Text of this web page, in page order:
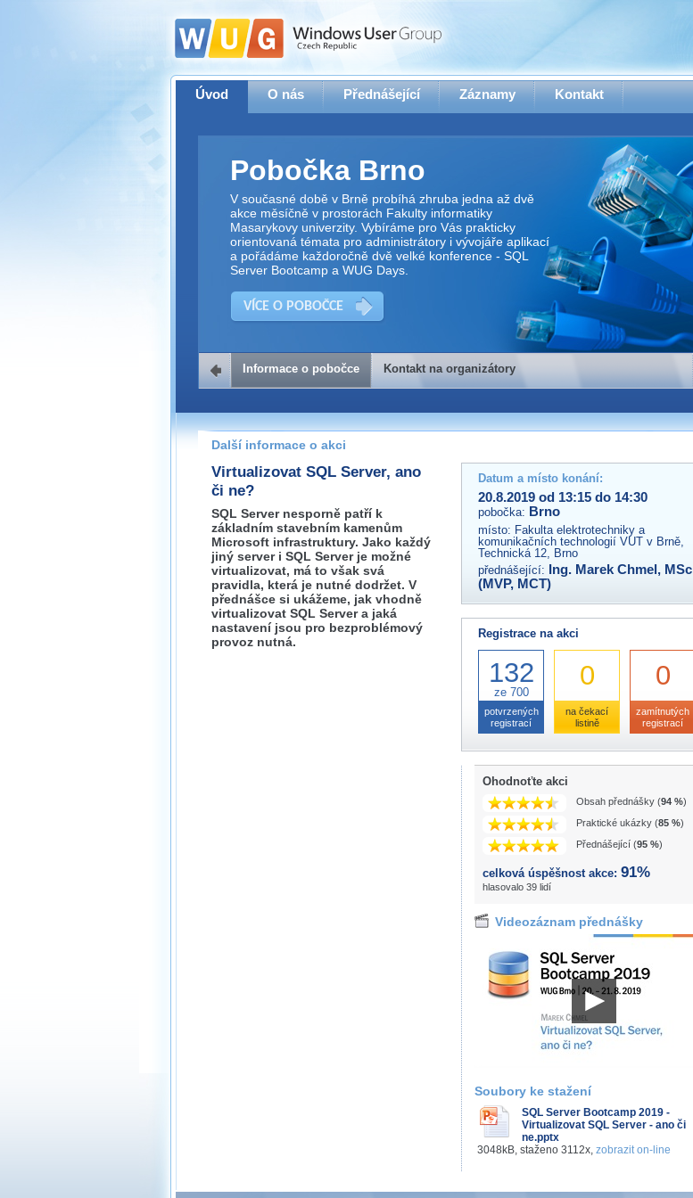
Úvod O nás Přednášející Záznamy Kontakt
Pobočka Brno
V současné době v Brně probíhá zhruba jedna až dvě
akce měsíčně v prostorách Fakulty informatiky
Masarykovy univerzity. Vybíráme pro Vás prakticky
orientovaná témata pro administrátory i vývojáře aplikací
a pořádáme každoročně dvě velké konference - SQL
Server Bootcamp a WUG Days.
VÍCE O POBOČCE
Kontakt na organizátory
Pokud máte jakýkoliv dotaz na organizátory této akce,
prosím neváhejte nás kontaktovat na e-mailu:
brno@wug.cz
Informace o pobočce Kontakt na organizátory
Další informace o akci
Virtualizovat SQL Server, ano
či ne?
SQL Server nesporně patří k
základním stavebním kamenům
Microsoft infrastruktury. Jako každý
jiný server i SQL Server je možné
virtualizovat, má to však svá
pravidla, která je nutné dodržet. V
přednášce si ukážeme, jak vhodně
virtualizovat SQL Server a jaká
nastavení jsou pro bezproblémový
provoz nutná.
Datum a místo konání:
20.8.2019 od 13:15 do 14:30
pobočka: Brno
místo: Fakulta elektrotechniky a
komunikačních technologií VUT v Brně,
Technická 12, Brno
přednášející:
Ing. Marek Chmel, MSc
(MVP, MCT)
Registrace na akci
132
ze 700
potvrzených
registrací
0
na čekací
listině
0
zamítnutých
registrací
Ohodnoťte akci
Obsah přednášky (94 %)
Praktické ukázky (85 %)
Přednášející (95 %)
celková úspěšnost akce: 91%
hlasovalo 39 lidí
Videozáznam přednášky
Soubory ke stažení
SQL Server Bootcamp 2019 -
Virtualizovat SQL Server - ano či
ne.pptx
3048kB, staženo 3112x, zobrazit on-line